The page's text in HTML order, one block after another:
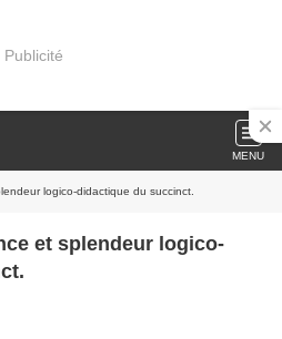
Publicité
MENU
logico-didactique du succinct.
et splendeur logico-